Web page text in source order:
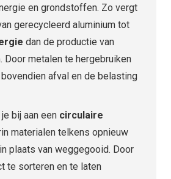
en grondstoffen. Zo vergt
gerecycleerd aluminium tot
dan de productie van
Door metalen te hergebruiken
afval en de belasting
bij aan een circulaire
materialen telkens opnieuw
plaats van weggegooid. Door
te sorteren en te laten